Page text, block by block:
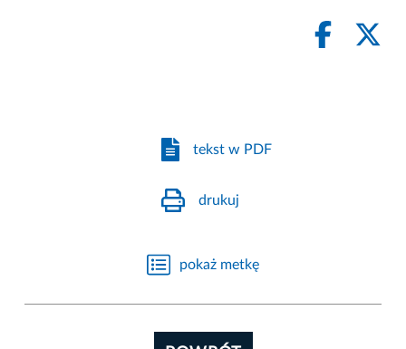
tekst w PDF
drukuj
pokaż metkę